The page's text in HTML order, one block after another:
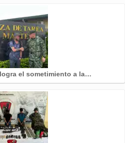
el sometimiento a la…